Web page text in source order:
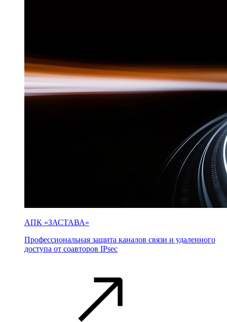
АПК «ЗАСТАВА»
Профессиональная защита каналов связи и удаленного
доступа от соавторов IPsec